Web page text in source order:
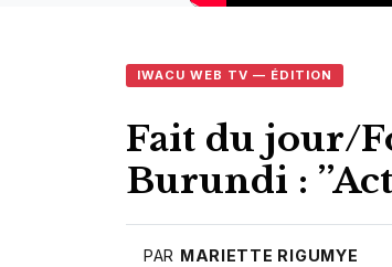
IWACU WEB TV — ÉDITION
Fait du jour/
Burundi :
PAR MARIETTE RIGUMYE